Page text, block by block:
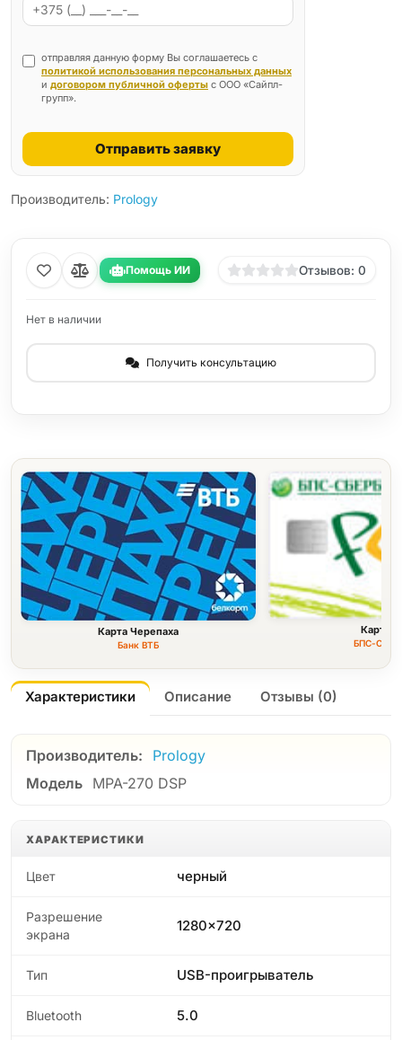
отправляя данную форму Вы соглашаетесь с
политикой использования персональных данных
и договором публичной оферты с ООО «Сайпл-
групп».
Отправить заявку
Производитель: Prology
Помощь ИИ Отзывов: 0
Нет в наличии
Получить консультацию
Карта Черепаха
Банк ВТБ
Карта
БПС-
Характеристики Описание Отзывы (0)
Производитель:
Prology
Модель MPA-270 DSP
ХАРАКТЕРИСТИКИ
Цвет черный
Разрешение
экрана
1280x720
Тип USB-проигрыватель
Bluetooth 5.0